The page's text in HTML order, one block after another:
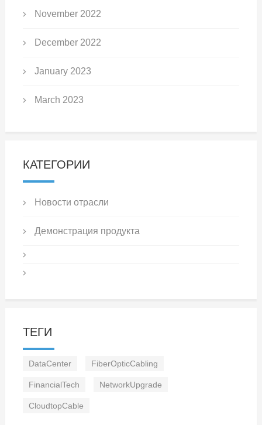
November 2022
December 2022
January 2023
March 2023
КАТЕГОРИИ
Новости отрасли
Демонстрация продукта
ТЕГИ
DataCenter FiberOpticCabling
FinancialTech NetworkUpgrade
CloudtopCable